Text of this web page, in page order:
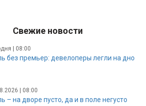
Свежие новости
| 08:00
без премьер: девелоперы легли на дно
| 08:00
– на дворе пусто, да и в поле негусто